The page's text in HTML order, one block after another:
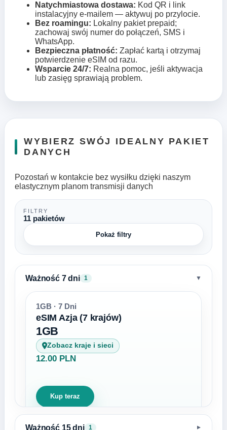
Natychmiastowa dostawa: Kod QR i link
instalacyjny e-mailem — aktywuj po przylocie.
Bez roamingu: Lokalny pakiet prepaid;
zachowaj swój numer do połączeń, SMS i
WhatsApp.
Bezpieczna płatność: Zapłać kartą i otrzymaj
potwierdzenie eSIM od razu.
Wsparcie 24/7: Realna pomoc, jeśli aktywacja
lub zasięg sprawiają problem.
WYBIERZ SWÓJ IDEALNY PAKIET
DANYCH
Pozostań w kontakcie bez wysiłku dzięki naszym
elastycznym planom transmisji danych
FILTRY
11 pakietów
Pokaż filtry
Ważność 7 dni 1 ▼
1GB · 7 Dni
eSIM Azja (7 krajów)
1GB
Zobacz kraje i sieci
12.00 PLN
Kup teraz
Ważność 15 dni 1 ▼